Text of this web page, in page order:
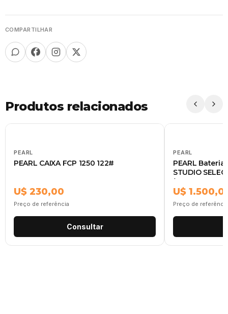
COMPARTILHAR
Produtos relacionados
PEARL
PEARL CAIXA FCP 1250 122#
U$ 230,00
Preço de referência
Consultar
PEARL
PEARL
STUDIO
(SHELL PACK
U$
Preço de referência